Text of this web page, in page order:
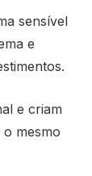
sensível
e
e criam
mesmo